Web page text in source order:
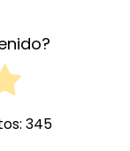
345